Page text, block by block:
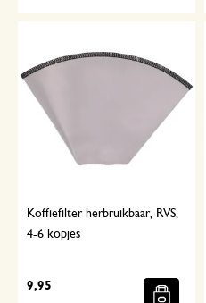
Koffiefilter herbruikbaar, RVS,
4-6 kopjes
9,95